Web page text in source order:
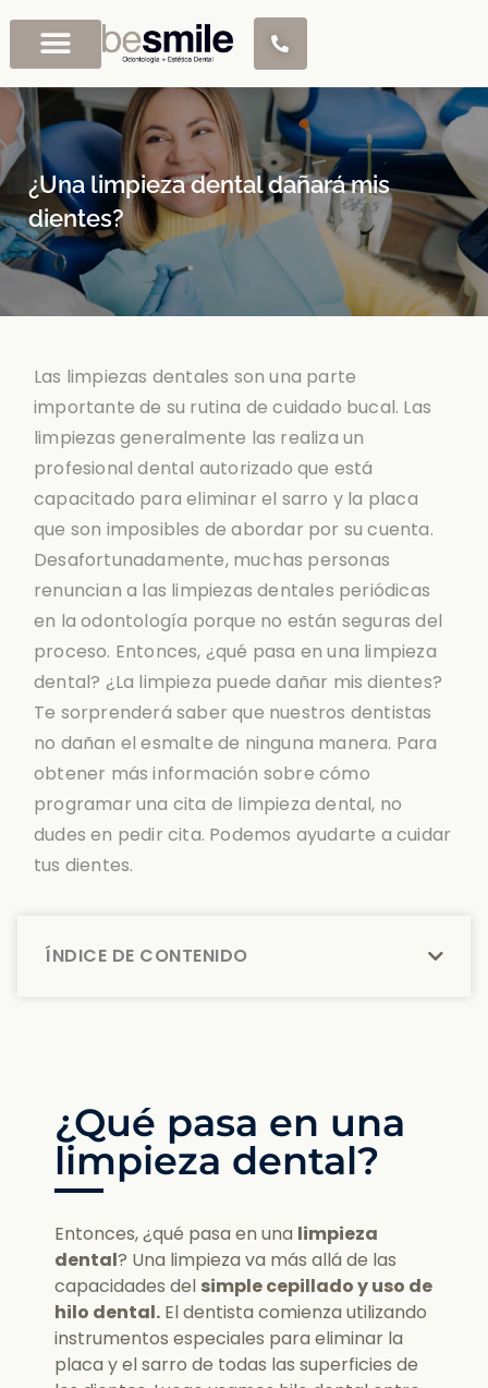
¿Una limpieza dental dañará mis
dientes?
ÍNDICE DE CONTENIDO
Las limpiezas dentales son una parte
importante de su rutina de cuidado bucal. Las
limpiezas generalmente las realiza un
profesional dental autorizado que está
capacitado para eliminar el sarro y la placa
que son imposibles de abordar por su cuenta.
Desafortunadamente, muchas personas
renuncian a las limpiezas dentales periódicas
en la odontología porque no están seguras del
proceso. Entonces, ¿qué pasa en una limpieza
dental? ¿La limpieza puede dañar mis dientes?
Te sorprenderá saber que nuestros dentistas
no dañan el esmalte de ninguna manera. Para
obtener más información sobre cómo
programar una cita de limpieza dental, no
dudes en pedir cita. Podemos ayudarte a cuidar
tus dientes.
¿Qué pasa en una
limpieza dental?
Entonces, ¿qué pasa en una limpieza
dental? Una limpieza va más allá de las
capacidades del simple cepillado y uso de
hilo dental. El dentista comienza utilizando
instrumentos especiales para eliminar la
placa y el sarro de todas las superficies de